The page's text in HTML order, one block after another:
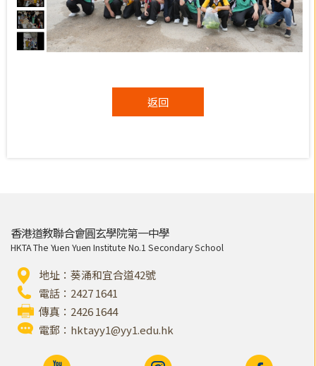
返回
香港道教聯合會圓玄學院第一中學
HKTA The Yuen Yuen Institute No.1 Secondary School
地址：葵涌和宜合道42號
電話：2427 1641
傳真：2426 1644
電郵： hktayy1@yy1.edu.hk